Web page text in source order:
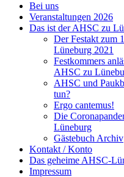
Bei uns
Veranstaltungen 2026
Das ist der AHSC zu
Der Festakt zum
Lüneburg 2021
Festkommers
AHSC zu
AHSC und
tun?
Ergo cantemus!
Die
Lüneburg
Gästebuch Archiv
Kontakt / Konto
Das geheime AHSC-
Impressum